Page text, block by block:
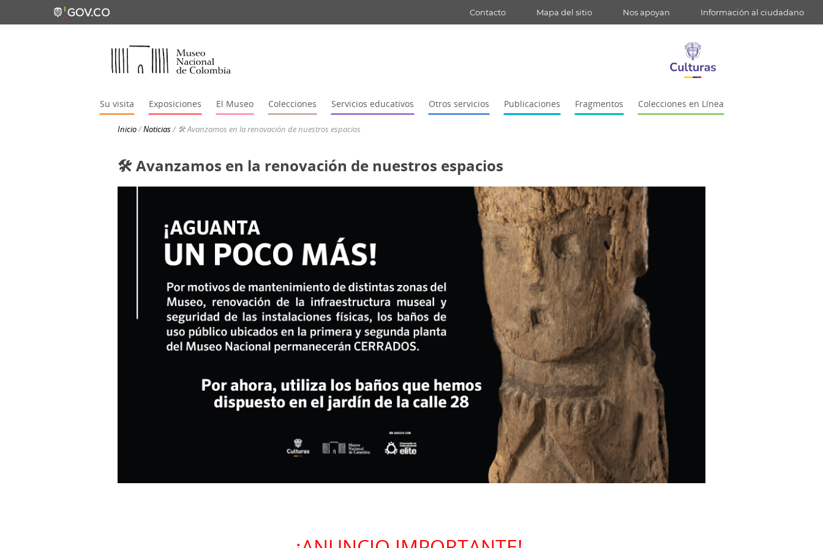
Contacto Mapa del sitio Nos apoyan Información al ciudadano
Su visita Exposiciones El Museo Colecciones Servicios educativos Otros servicios Publicaciones Fragmentos Colecciones en Línea
Inicio/Noticias/ 🛠️ Avanzamos en la renovación de nuestros espacios
🛠️ Avanzamos en la renovación de nuestros espacios